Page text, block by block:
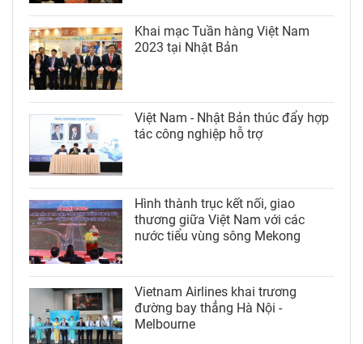
Khai mạc Tuần hàng Việt Nam
2023 tại Nhật Bản
Việt Nam - Nhật Bản thúc đẩy hợp
tác công nghiệp hỗ trợ
Hình thành trục kết nối, giao
thương giữa Việt Nam với các
nước tiểu vùng sông Mekong
Vietnam Airlines khai trương
đường bay thẳng Hà Nội -
Melbourne